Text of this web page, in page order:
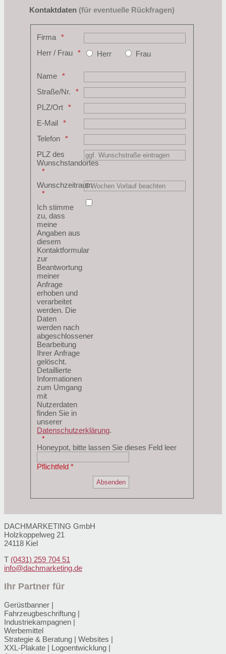
Kontaktdaten (für eventuelle Rückfragen)
Firma
Herr / Frau
Herr Frau
Name
Straße/Nr.
PLZ/Ort
E-Mail
Telefon
PLZ des
Wunschstandortes
Wunschzeitraum
Ich stimme
zu, dass
meine
Angaben aus
diesem
Kontaktformular
zur
Beantwortung
meiner
Anfrage
erhoben und
verarbeitet
werden. Die
Daten
werden nach
abgeschlossener
Bearbeitung
Ihrer Anfrage
gelöscht.
Detaillierte
Informationen
zum Umgang
mit
Nutzerdaten
finden Sie in
unserer
Datenschutzerklärung.
Honeypot, bitte lassen Sie dieses Feld leer
Pflichtfeld *
DACHMARKETING GmbH
Holzkoppelweg 21
24118 Kiel
T (0431) 259 704 51
info@dachmarketing.de
Ihr Partner für
Gerüstbanner |
Fahrzeugbeschriftung |
Industriekampagnen |
Werbemittel
Strategie & Beratung | Websites |
XXL-Plakate | Logoentwicklung |